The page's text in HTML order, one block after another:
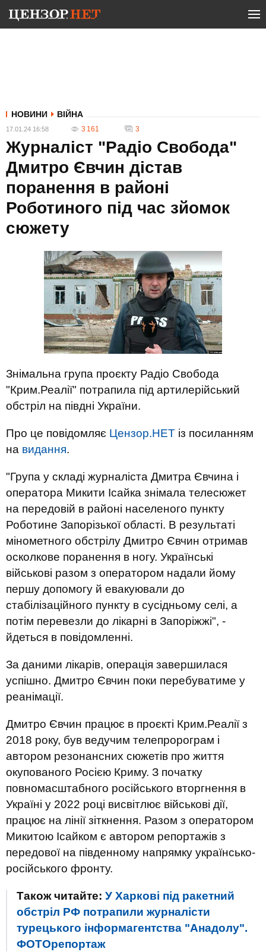
НОВИНИ ВІЙНА
17.01.24 16:58 3 161 3
Журналіст "Радіо Свобода"
Дмитро Євчин дістав
поранення в районі
Роботиного під час зйомок
сюжету
Знімальна група проєкту Радіо Свобода
"Крим.Реалії" потрапила під артилерійський
обстріл на півдні України.
Про це повідомляє Цензор.НЕТ із посиланням
на видання.
"Група у складі журналіста Дмитра Євчина і
оператора Микити Ісайка знімала телесюжет
на передовій в районі населеного пункту
Роботине Запорізької області. В результаті
мінометного обстрілу Дмитро Євчин отримав
осколкове поранення в ногу. Українські
військові разом з оператором надали йому
першу допомогу й евакуювали до
стабілізаційного пункту в сусідньому селі, а
потім перевезли до лікарні в Запоріжжі", -
йдеться в повідомленні.
За даними лікарів, операція завершилася
успішно. Дмитро Євчин поки перебуватиме у
реанімації.
Дмитро Євчин працює в проєкті Крим.Реалії з
2018 року, був ведучим телепророграм і
автором резонансних сюжетів про життя
окупованого Росією Криму. З початку
повномасштабного російського вторгнення в
Україні у 2022 році висвітлює військові дії,
працює на лінії зіткнення. Разом з оператором
Микитою Ісайком є автором репортажів з
передової на південному напрямку українсько-
російського фронту.
Також читайте: У Харкові під ракетний
обстріл РФ потрапили журналісти
турецького інформагентства "Анадолу".
ФОТОрепортаж